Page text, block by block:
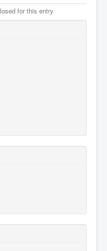
for this entry